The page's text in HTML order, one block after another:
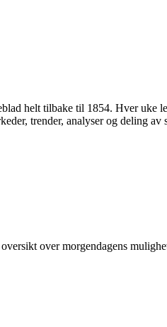
helt tilbake til 1854. Hver uke
trender, analyser og deling av
over morgendagens